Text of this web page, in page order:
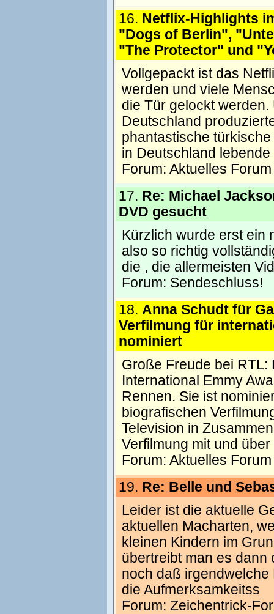
16. Netflix-Highlights
"Dogs of Berlin",
"The Protector" und
Vollgepackt ist das
werden und viele
die Tür gelockt
Deutschland
phantastische
in Deutschland
Forum: Aktuelles Forum
17. Re: Michael
DVD gesucht
Kürzlich wurde erst ein
also so richtig
die , die allermeisten
Forum: Sendeschluss!
18. Anna Schudt für
Verfilmung für
nominiert
Große Freude bei RTL:
International Emmy
Rennen. Sie ist
biografischen
Television in
Verfilmung mit und
Forum: Aktuelles Forum
19. Re: Belle und
Leider ist die aktuelle
aktuellen Macharten,
kleinen Kindern im
übertreibt man es dann
noch daß
die Aufmerksamkeitss
Forum: Zeichentrick-